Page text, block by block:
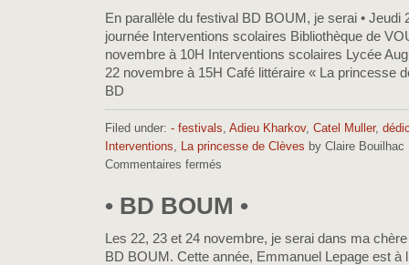
BOUM
•
En parallèle du festival BD BOUM, je serai • Jeudi
journée Interventions scolaires Bibliothèque de
novembre à 10H Interventions scolaires Lycée
22 novembre à 15H Café littéraire « La princesse
BD
Filed under: - festivals, Adieu Kharkov, Catel Muller,
Interventions, La princesse de Clèves by Claire Bouilhac
Commentaires fermés
BOUM
•
• BD BOUM •
Les 22, 23 et 24 novembre, je serai dans ma
BD BOUM. Cette année, Emmanuel Lepage est à